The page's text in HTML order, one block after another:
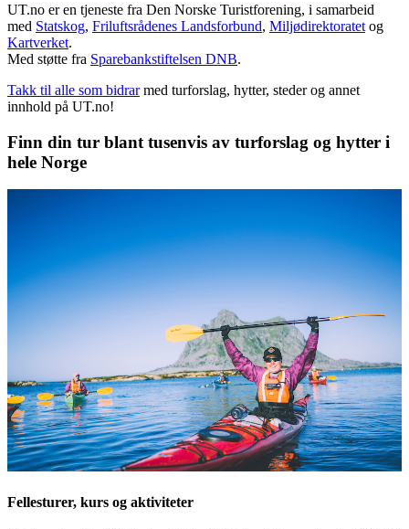
UT.no er en tjeneste fra Den Norske Turistforening, i samarbeid
med Statskog, Friluftsrådenes Landsforbund, Miljødirektoratet og
Kartverket.
Med støtte fra Sparebankstiftelsen DNB.
Takk til alle som bidrar med turforslag, hytter, steder og annet
innhold på UT.no!
Finn din tur blant tusenvis av turforslag og hytter i
hele Norge
Fellesturer, kurs og aktiviteter